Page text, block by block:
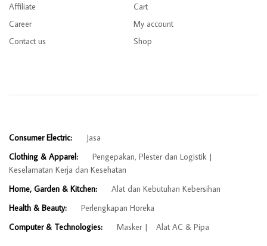
Affiliate
Career
Contact us
Cart
My account
Shop
Consumer Electric:
Jasa
Clothing & Apparel:
Pengepakan, Plester dan Logistik
Keselamatan Kerja dan Kesehatan
Home, Garden & Kitchen:
Alat dan Kebutuhan Kebersihan
Health & Beauty:
Perlengkapan Horeka
Computer & Technologies:
Masker Alat AC & Pipa